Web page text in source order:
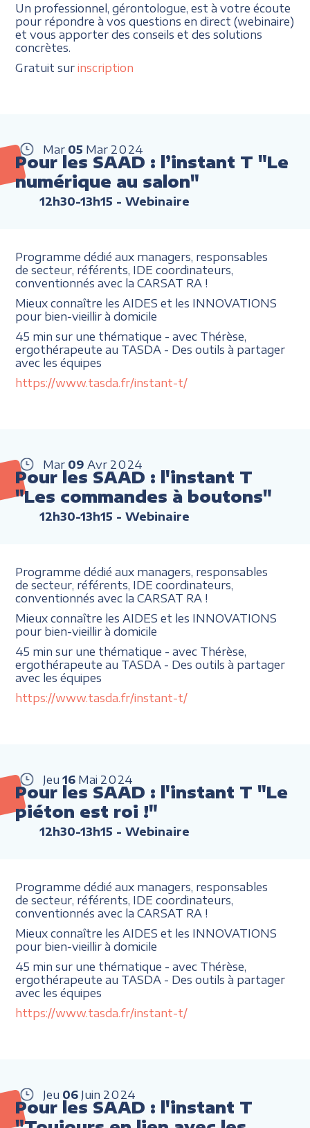
Un professionnel, gérontologue, est à votre écoute
pour répondre à vos questions en direct (webinaire)
et vous apporter des conseils et des solutions
concrètes.
Gratuit surinscription
Mar 05 Mar 2024
Pour les SAAD : l’instant T "Le
numérique au salon"
12h30-13h15 - Webinaire
Programme dédié aux managers, responsables
de secteur, référents, IDE coordinateurs,
conventionnés avec la CARSAT RA !
Mieux connaître les AIDES et les INNOVATIONS
pour bien-vieillir à domicile
45 min sur une thématique - avec Thérèse,
ergothérapeute au TASDA - Des outils à partager
avec les équipes
https://www.tasda.fr/instant-t/
Mar 09 Avr 2024
Pour les SAAD : l'instant T
"Les commandes à boutons"
12h30-13h15 - Webinaire
Programme dédié aux managers, responsables
de secteur, référents, IDE coordinateurs,
conventionnés avec la CARSAT RA !
Mieux connaître les AIDES et les INNOVATIONS
pour bien-vieillir à domicile
45 min sur une thématique - avec Thérèse,
ergothérapeute au TASDA - Des outils à partager
avec les équipes
https://www.tasda.fr/instant-t/
Jeu 16 Mai 2024
Pour les SAAD : l'instant T "Le
piéton est roi !"
12h30-13h15 - Webinaire
Programme dédié aux managers, responsables
de secteur, référents, IDE coordinateurs,
conventionnés avec la CARSAT RA !
Mieux connaître les AIDES et les INNOVATIONS
pour bien-vieillir à domicile
45 min sur une thématique - avec Thérèse,
ergothérapeute au TASDA - Des outils à partager
avec les équipes
https://www.tasda.fr/instant-t/
Jeu 06 Juin 2024
Pour les SAAD : l'instant T